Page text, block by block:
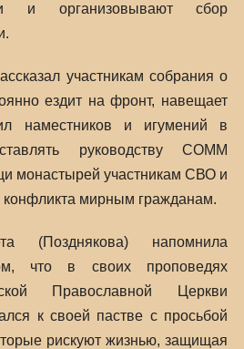
и организовывают сбор
участникам собрания о
ездит на фронт, навещает
наместников и игумений в
руководству СОММ
монастырей участникам СВО и
мирным гражданам.
(Позднякова) напомнила
что в своих проповедях
Православной Церкви
к своей пастве с просьбой
рискуют жизнью, защищая